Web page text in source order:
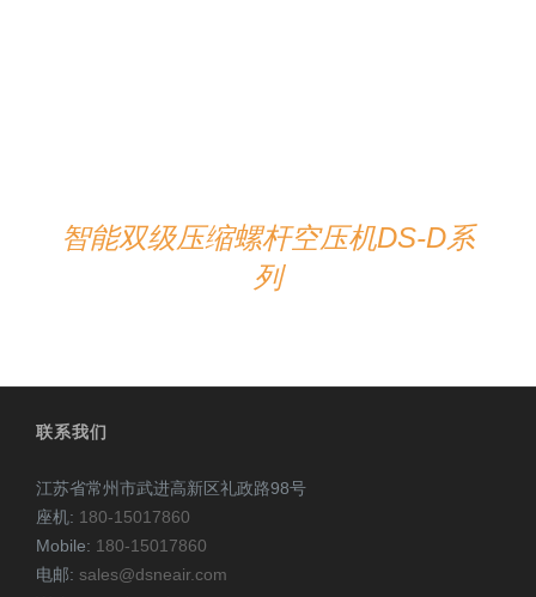
智能双级压缩螺杆空压机DS-D系
列
联系我们
江苏省常州市武进高新区礼政路98号
座机: 180-15017860
Mobile: 180-15017860
电邮: sales@dsneair.com